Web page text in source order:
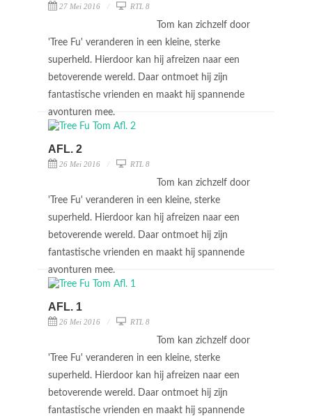
27 Mei 2016 RTL 8
Tom kan zichzelf door
'Tree Fu' veranderen in een kleine, sterke
superheld. Hierdoor kan hij afreizen naar een
betoverende wereld. Daar ontmoet hij zijn
fantastische vrienden en maakt hij spannende
avonturen mee.
AFL. 2
26 Mei 2016 RTL 8
Tom kan zichzelf door
'Tree Fu' veranderen in een kleine, sterke
superheld. Hierdoor kan hij afreizen naar een
betoverende wereld. Daar ontmoet hij zijn
fantastische vrienden en maakt hij spannende
avonturen mee.
AFL. 1
26 Mei 2016 RTL 8
Tom kan zichzelf door
'Tree Fu' veranderen in een kleine, sterke
superheld. Hierdoor kan hij afreizen naar een
betoverende wereld. Daar ontmoet hij zijn
fantastische vrienden en maakt hij spannende